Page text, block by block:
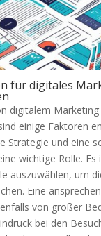
für digitales
digitalem Marketing
einige Faktoren
Strategie und eine
wichtige Rolle. Es
auszuwählen, um
Eine
von großer
bei den